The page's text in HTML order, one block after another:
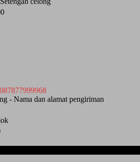
- Nama dan alamat pengiriman